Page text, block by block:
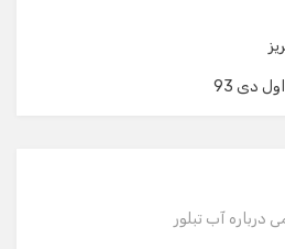
درباره آب تبلور
هوشمند
شماره تماس یا ایمیل خود را